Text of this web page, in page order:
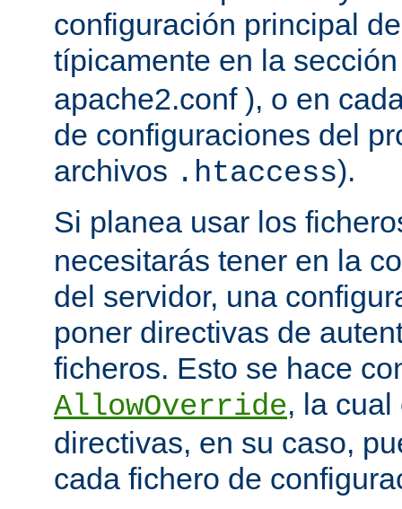
configuración principal
típicamente en la
apache2.conf ), o en
de configuraciones del
archivos .htaccess).
Si planea usar los
necesitarás tener en la
del servidor, una
poner directivas de
ficheros. Esto se hace
AllowOverride, la
directivas, en su caso,
cada fichero de